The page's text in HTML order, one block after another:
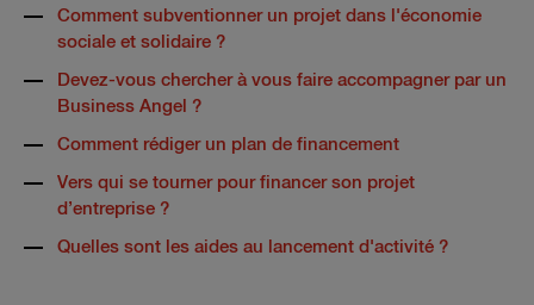
Comment subventionner un projet dans l'économie
sociale et solidaire ?
Devez-vous chercher à vous faire accompagner par un
Business Angel ?
Comment rédiger un plan de financement
Vers qui se tourner pour financer son projet
d’entreprise ?
Quelles sont les aides au lancement d'activité ?